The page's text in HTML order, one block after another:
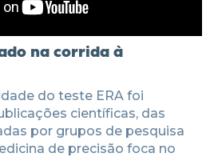
na corrida à
do teste ERA foi
científicas, das
por grupos de pesquisa
de precisão foca no